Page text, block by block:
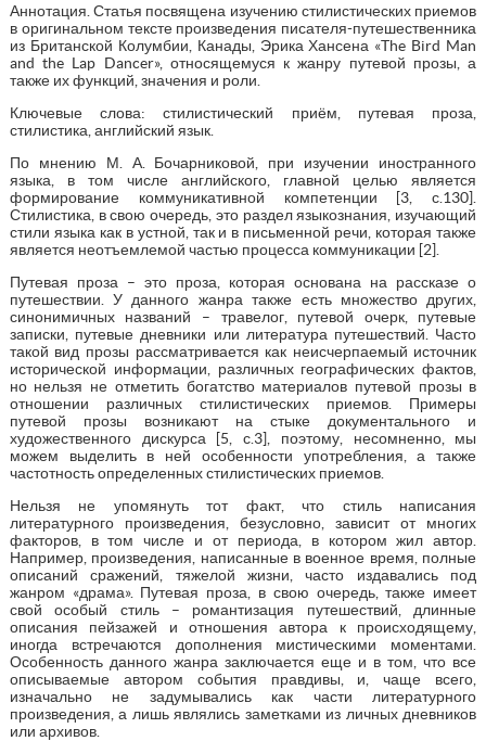
Аннотация. Статья посвящена изучению стилистических приемов
в оригинальном тексте произведения писателя-путешественника
из Британской Колумбии, Канады, Эрика Хансена «The Bird Man
and the Lap Dancer», относящемуся к жанру путевой прозы, а
также их функций, значения и роли.
Ключевые слова: стилистический приём, путевая проза,
стилистика, английский язык.
По мнению М. А. Бочарниковой, при изучении иностранного
языка, в том числе английского, главной целью является
формирование коммуникативной компетенции [3, с.130].
Стилистика, в свою очередь, это раздел языкознания, изучающий
стили языка как в устной, так и в письменной речи, которая также
является неотъемлемой частью процесса коммуникации [2].
Путевая проза – это проза, которая основана на рассказе о
путешествии. У данного жанра также есть множество других,
синонимичных названий – травелог, путевой очерк, путевые
записки, путевые дневники или литература путешествий. Часто
такой вид прозы рассматривается как неисчерпаемый источник
исторической информации, различных географических фактов,
но нельзя не отметить богатство материалов путевой прозы в
отношении различных стилистических приемов. Примеры
путевой прозы возникают на стыке документального и
художественного дискурса [5, с.3], поэтому, несомненно, мы
можем выделить в ней особенности употребления, а также
частотность определенных стилистических приемов.
Нельзя не упомянуть тот факт, что стиль написания
литературного произведения, безусловно, зависит от многих
факторов, в том числе и от периода, в котором жил автор.
Например, произведения, написанные в военное время, полные
описаний сражений, тяжелой жизни, часто издавались под
жанром «драма». Путевая проза, в свою очередь, также имеет
свой особый стиль – романтизация путешествий, длинные
описания пейзажей и отношения автора к происходящему,
иногда встречаются дополнения мистическими моментами.
Особенность данного жанра заключается еще и в том, что все
описываемые автором события правдивы, и, чаще всего,
изначально не задумывались как части литературного
произведения, а лишь являлись заметками из личных дневников
или архивов.